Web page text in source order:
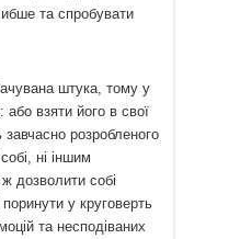
та спробувати
штука, тому у
взяти його в свої
розробленого
ні іншим
дозволити собі
у круговерть
та несподіваних